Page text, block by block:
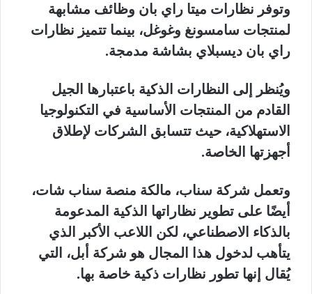
وتوفر نظارات ميتا راي بان وظائف مشابهة
لمنتجات سامسونغ وغوغل، بينما تتميز نظارات
راي بان ديسبلاي بشاشة مدمجة.
ويُنظر إلى النظارات الذكية باعتبارها الجيل
القادم من المنتجات الأساسية في التكنولوجيا
الاستهلاكية، حيث تتسابق الشركات لإطلاق
أجهزتها الخاصة.
وتعمل شركة سناب، مالكة منصة سناب شات،
أيضًا على تطوير نظاراتها الذكية المدعومة
بالذكاء الاصطناعي، لكن اللاعب الأكبر الذي
يتأهب لدخول هذا المجال هو شركة أبل، التي
يُقال إنها تطور نظارات ذكية خاصة بها.